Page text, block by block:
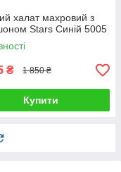
халат махровий з
Stars Синій 5005
₴ 1 850 ₴
Купити